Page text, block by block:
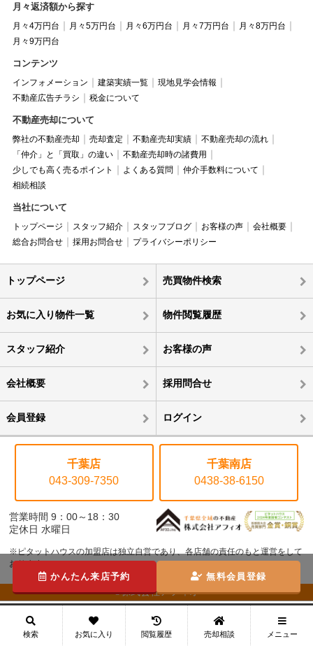
月々返済額から探す
月々4万円台 月々5万円台 月々6万円台 月々7万円台
月々8万円台
月々9万円台
コンテンツ
インフォメーション 建築実績一覧
現地見学会情報
不動産広告チラシ
税金について
不動産売却について
弊社の不動産売却 売却査定 不動産売却実績
不動産売却の流れ
「仲介」と「買取」の違い
不動産売却時の諸費用
少しでも高く売るポイント
よくある質問
仲介手数料について
相続相談
当社について
トップページ スタッフ紹介 スタッフブログ お客様の声
会社概要
総合お問合せ
採用お問合せ プライバシーポリシー
トップページ 売買物件検索
お気に入り物件一覧 物件閲覧履歴
スタッフ紹介 お客様の声
会社概要 採用問合せ
会員登録 ログイン
千葉店
043-309-7350
千葉南店
0438-38-6150
営業時間 9：00～18：30
定休日 水曜日
※ピタットハウスの加盟店は独立自営であり、各店舗の責任のもと運営をして
おります。
©株式会社アフィオ
かんたん来店予約 無料会員登録
検索 お気に入り 閲覧履歴 売却相談 メニュー